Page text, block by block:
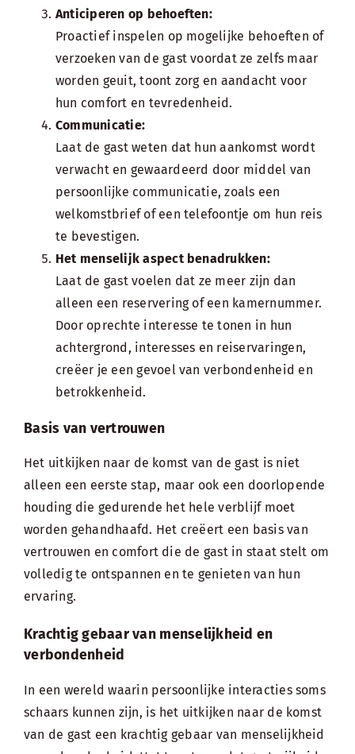
Anticiperen op behoeften:
Proactief inspelen op mogelijke behoeften of
verzoeken van de gast voordat ze zelfs maar
worden geuit, toont zorg en aandacht voor
hun comfort en tevredenheid.
Communicatie:
Laat de gast weten dat hun aankomst wordt
verwacht en gewaardeerd door middel van
persoonlijke communicatie, zoals een
welkomstbriefof een telefoontje om hun reis
te bevestigen.
Het menselijk aspect benadrukken:
Laat de gast voelen dat ze meer zijn dan
alleen een reservering of een kamernummer.
Door oprechte interesse te tonen in hun
achtergrond, interesses en reiservaringen,
creëer je een gevoel van verbondenheid en
betrokkenheid.
Basis van vertrouwen
Het uitkijken naar de komst van de gast is niet
alleen een eerste stap, maar ook een doorlopende
houding die gedurende het hele verblijf moet
worden gehandhaafd. Het creëert een basis van
vertrouwen en comfort die de gast in staat stelt om
volledig te ontspannen en te genieten van hun
ervaring.
Krachtig gebaar van menselijkheid en
verbondenheid
In een wereld waarin persoonlijke interacties soms
schaars kunnen zijn, is het uitkijken naar de komst
van de gast een krachtig gebaar van menselijkheid